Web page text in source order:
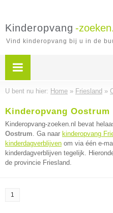
Kinderopvang -
Vind kinderopvang bij u in de
U bent nu hier: Home » Friesland »
Kinderopvang Oostrum
Kinderopvang-zoeken.nl bevat
Oostrum. Ga naar kinderopvang
kinderdagverblijven om via één e-
kinderdagverblijven tegelijk.
de provincie Friesland.
1